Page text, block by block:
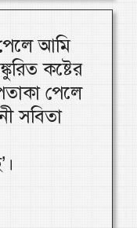
আমি
কষ্টের
পেলে
সবিতা